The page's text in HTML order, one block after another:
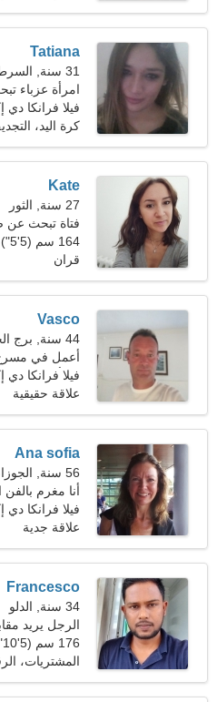
Tatiana
31 سنة, السرطان
امرأة عزباء
36-38
فيلا فرانكا دي
البرتغال
كرة اليد،
Kate
27 سنة, الثور
فتاة تبحث عن
(105 رطل)
قران
Vasco
44 سنة, برج الحمل
أعمل في
امرأة رائعة
فيلا فرانكا دي
علاقة حقيقية
Ana sofia
56 سنة, الجوزاء
أنا مغرم
والتزلج على
فيلا فرانكا دي
البرتغال
علاقة جدية
Francesco
34 سنة, الدلو
29
(189 رطلا)
المشتريات،